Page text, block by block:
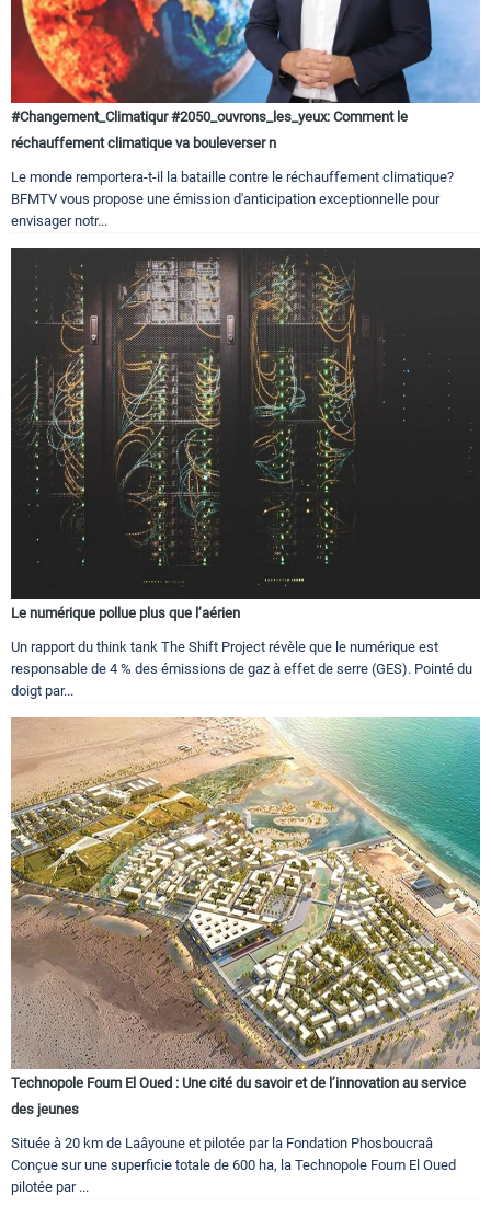
#Changement_Climatiqur #2050_ouvrons_les_yeux: Comment le
réchauffement climatique va bouleverser n
Le monde remportera-t-il la bataille contre le réchauffement climatique?
BFMTV vous propose une émission d'anticipation exceptionnelle pour
envisager notr...
Le numérique pollue plus que l’aérien
Un rapport du think tank The Shift Project révèle que le numérique est
responsable de 4 % des émissions de gaz à effet de serre (GES). Pointé du
doigt par...
Technopole Foum El Oued : Une cité du savoir et de l’innovation au service
des jeunes
Située à 20 km de Laâyoune et pilotée par la Fondation Phosboucraâ
Conçue sur une superficie totale de 600 ha, la Technopole Foum El Oued
pilotée par ...